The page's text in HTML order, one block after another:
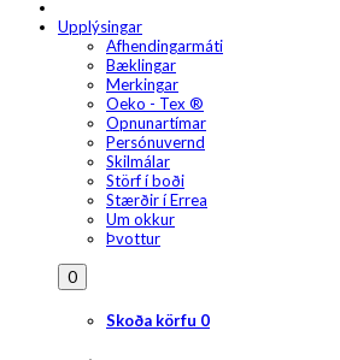
Upplýsingar
Afhendingarmáti
Bæklingar
Merkingar
Oeko - Tex ®
Opnunartímar
Persónuvernd
Skilmálar
Störf í boði
Stærðir í Errea
Um okkur
Þvottur
0
Skoða körfu 0